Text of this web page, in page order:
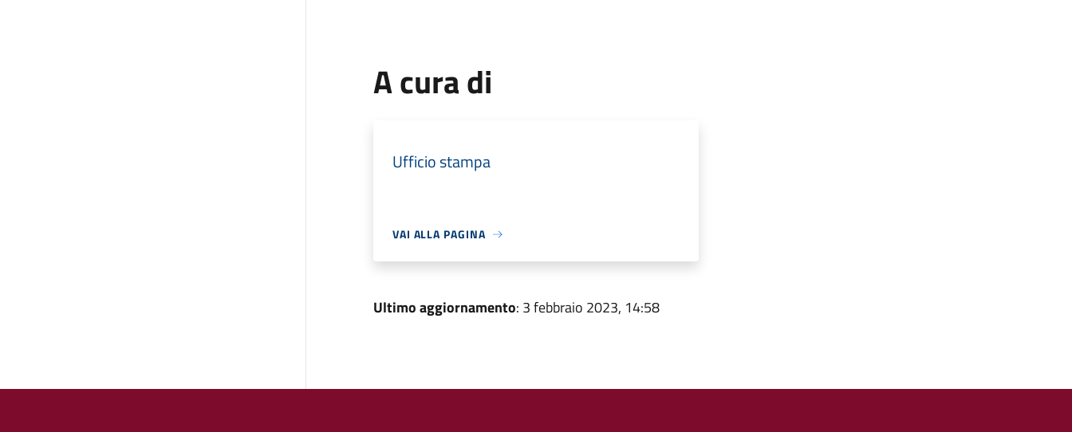
A cura di
Ufficio stampa
VAI ALLA PAGINA
Ultimo aggiornamento: 3 febbraio 2023, 14:58